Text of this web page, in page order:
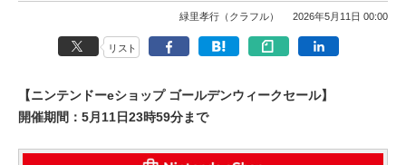
緑里孝行（クラフル） 2026年5月11日 00:00
リスト
【ニンテンドーeショップ ゴールデンウィークセール】
開催期間：5月11日23時59分まで